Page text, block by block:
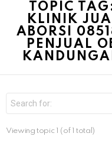
TOPIC
KLINIK
ABORSI
PENJUAL
a
c
Viewing topic 1 (of 1 total)